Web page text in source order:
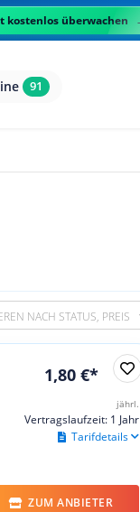
kostenlos überwachen
91
NACH STATUS, PREIS
1,80 €*
jährl.
Vertragslaufzeit: 1 Jahr
Tarifdetails
ZUM ANBIETER